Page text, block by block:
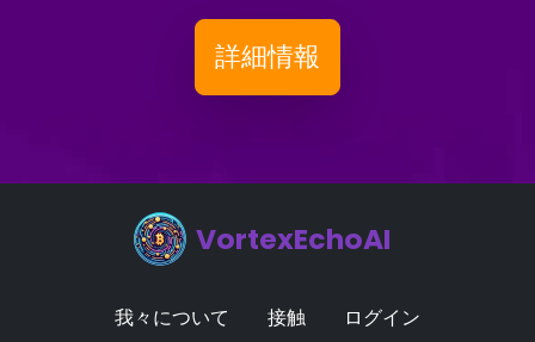
詳細情報
VortexEchoAI
我々について 接触 ログイン